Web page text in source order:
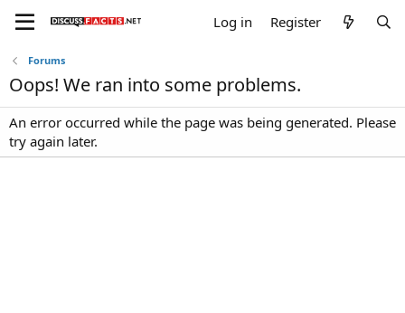
Log in Register
Forums
Oops! We ran into some problems.
An error occurred while the page was being generated. Please
try again later.